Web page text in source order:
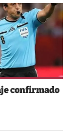
confirmado